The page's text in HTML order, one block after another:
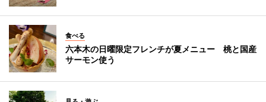
食べる
六本木の日曜限定フレンチが夏メニュー 桃と国産
サーモン使う